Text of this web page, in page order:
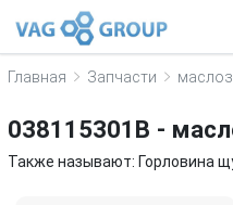
Главная Запчасти
038115301B -
Также называют: Горловина